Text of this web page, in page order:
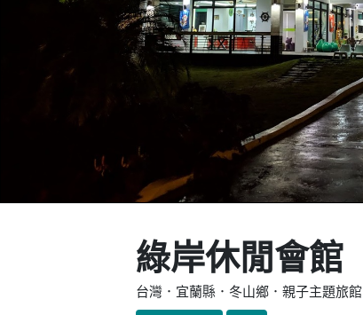
綠岸休閒會館
台灣．宜蘭縣．冬山鄉．親子主題旅館